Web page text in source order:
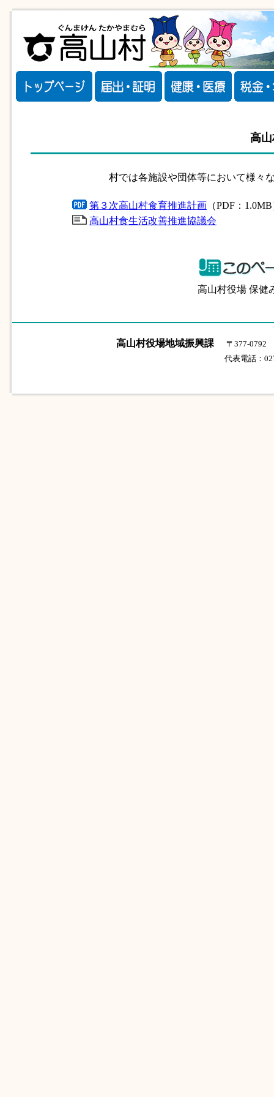
高
村では各施設や団体等において様々
第３次高山村食育推進計画 （PDF：
高山村食生活改善推進協議会
高山村役場 保健
高山村役場地域振興課
〒377-0792
代表電話：